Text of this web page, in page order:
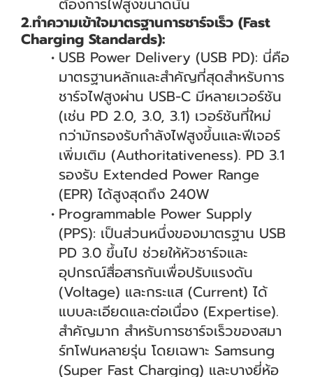
ต้องการไฟสูงขนาดนั้น
2.ทำความเข้าใจมาตรฐานการชาร์จเร็ว (Fast
Charging Standards):
USB Power Delivery (USB PD): นี่คือ
มาตรฐานหลักและสำคัญที่สุดสำหรับการ
ชาร์จไฟสูงผ่าน USB-C มีหลายเวอร์ชัน
(เช่น PD 2.0, 3.0, 3.1) เวอร์ชันที่ใหม่
กว่ามักรองรับกำลังไฟสูงขึ้นและฟีเจอร์
เพิ่มเติม (Authoritativeness). PD 3.1
รองรับ Extended Power Range
(EPR) ได้สูงสุดถึง 240W
Programmable Power Supply
(PPS): เป็นส่วนหนึ่งของมาตรฐาน USB
PD 3.0 ขึ้นไป ช่วยให้หัวชาร์จและ
อุปกรณ์สื่อสารกันเพื่อปรับแรงดัน
(Voltage) และกระแส (Current) ได้
แบบละเอียดและต่อเนื่อง (Expertise).
สำคัญมาก สำหรับการชาร์จเร็วของสมา
ร์ทโฟนหลายรุ่น โดยเฉพาะ Samsung
(Super Fast Charging) และบางยี่ห้อ